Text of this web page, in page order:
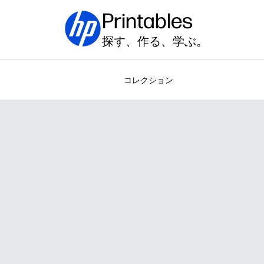
Printables
探す、作る、学ぶ。
コレクション